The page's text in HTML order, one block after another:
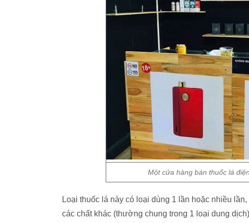
Một cửa hàng bán thuốc lá
Loại thuốc lá này có loại dùng 1 lần hoặc nhiều
các chất khác (thường chung trong 1 loại dung